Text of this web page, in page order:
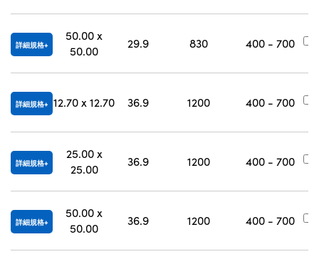
詳細規格
50.00 x
50.00
29.9 830 400 - 700
詳細規格 12.70 x 12.70 36.9 1200 400 - 700
詳細規格
25.00 x
25.00
36.9 1200 400 - 700
詳細規格
50.00 x
50.00
36.9 1200 400 - 700